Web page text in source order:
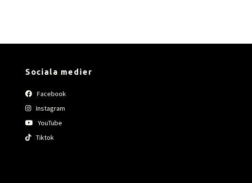
Sociala medier
Facebook
Instagram
YouTube
Tiktok